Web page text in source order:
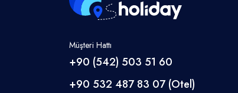
Müşteri Hattı
+90 (542) 503 51 60
+90 532 487 83 07 (Otel)